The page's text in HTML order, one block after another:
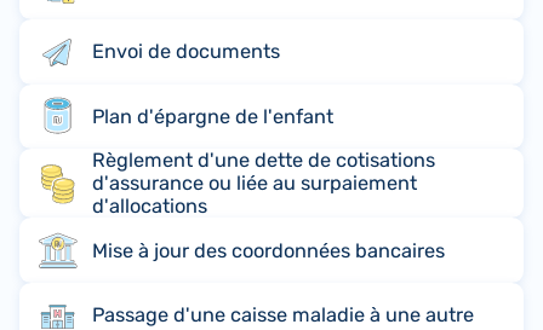
Envoi de documents
Plan d'épargne de l'enfant
Règlement d'une dette de cotisations
d'assurance ou liée au surpaiement
d'allocations
Mise à jour des coordonnées bancaires
Passage d'une caisse maladie à une autre